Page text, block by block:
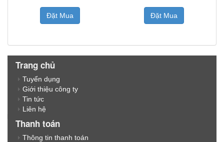
Đặt Mua Đặt Mua
Trang chủ
Tuyển dụng
Giới thiệu công ty
Tin tức
Liên hệ
Thanh toán
Thông tin thanh toán